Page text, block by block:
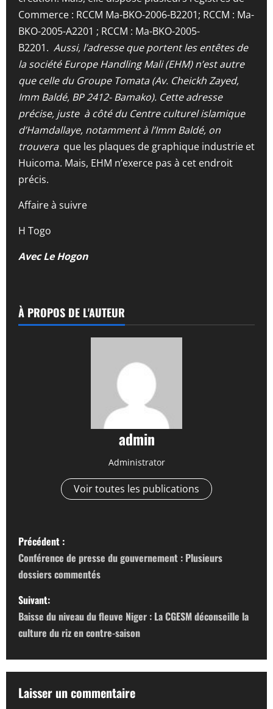
Commerce : RCCM Ma-BKO-2006-B2201; RCCM : Ma-
BKO-2005-A2201 ; RCCM : Ma-BKO-2005-
B2201. Aussi, l’adresse que portent les entêtes de
la société Europe Handling Mali (EHM) n’est autre
que celle du Groupe Tomata (Av. Cheickh Zayed,
Imm Baldé, BP 2412- Bamako). Cette adresse
précise, juste à côté du Centre culturel islamique
d’Hamdallaye, notamment à l’Imm Baldé, on
trouvera que les plaques de graphique industrie et
Huicoma. Mais, EHM n’exerce pas à cet endroit
précis.
Affaire à suivre
H Togo
Avec Le Hogon
À PROPOS DE L'AUTEUR
admin
Administrator
Voir toutes les publications
N
a
v
i
g
a
t
Précédent :
Conférence de presse du gouvernement : Plusieurs
dossiers commentés
Suivant:
Baisse du niveau du fleuve Niger : La CGESM déconseille la
culture du riz en contre-saison
Laisser un commentaire